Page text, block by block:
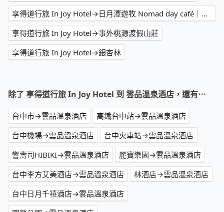
享得道行旅 In Joy Hotel→日月潭遊牧 Nomad day café｜早午餐｜甜點｜咖啡｜BRUNCH&CAFÉ
享得道行旅 In Joy Hotel→事外桃源渡假山莊
享得道行旅 In Joy Hotel→銀杏林
除了 享得道行旅 In Joy Hotel 到 雲品溫泉酒店，還有⋯
台中市→雲品溫泉酒店
高鐵台中站→雲品溫泉酒店
台中機場→雲品溫泉酒店
台中火車站→雲品溫泉酒店
響壽司HIBIKI→雲品溫泉酒店
麗寶樂園→雲品溫泉酒店
台中李方艾美酒店→雲品溫泉酒店
林酒店→雲品溫泉酒店
台中日月千禧酒店→雲品溫泉酒店